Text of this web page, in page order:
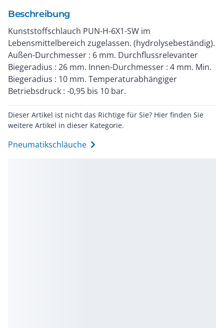
Beschreibung
Kunststoffschlauch PUN-H-6X1-SW im
Lebensmittelbereich zugelassen. (hydrolysebeständig).
Außen-Durchmesser : 6 mm. Durchflussrelevanter
Biegeradius : 26 mm. Innen-Durchmesser : 4 mm. Min.
Biegeradius : 10 mm. Temperaturabhängiger
Betriebsdruck : -0,95 bis 10 bar.
Dieser Artikel ist nicht das Richtige für Sie? Hier finden Sie
weitere Artikel in dieser Kategorie.
Pneumatikschläuche